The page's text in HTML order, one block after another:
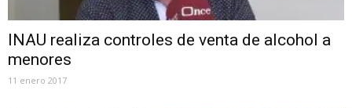
INAU realiza controles de venta de alcohol a
menores
11 enero 2017